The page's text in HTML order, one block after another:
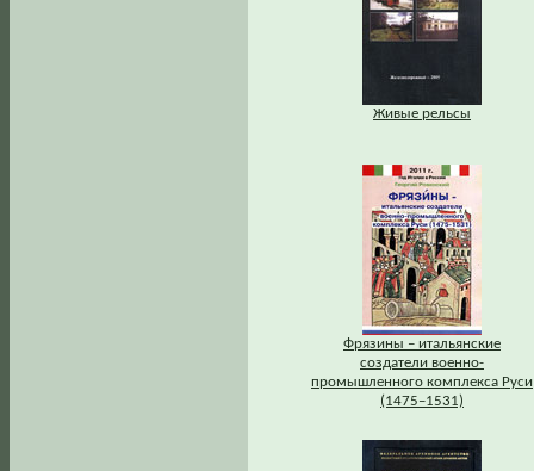
Живые рельсы
Фрязины – итальянские
создатели военно-
промышленного комплекса Руси
(1475–1531)